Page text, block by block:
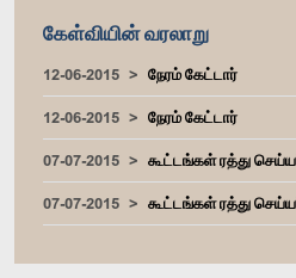
கேள்வியின் வரலாறு
12-06-2015
நேரம் கேட்டார்
12-06-2015
நேரம் கேட்டார்
07-07-2015
கூட்டங்கள் ரத்து
07-07-2015
கூட்டங்கள் ரத்து